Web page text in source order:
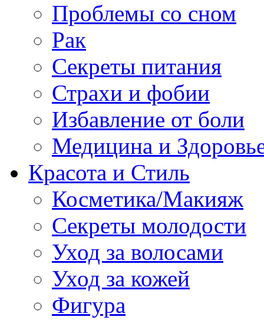
Проблемы со сном
Рак
Секреты питания
Страхи и фобии
Избавление от боли
Медицина и
Красота и Стиль
Косметика/Макияж
Секреты молодости
Уход за волосами
Уход за кожей
Фигура